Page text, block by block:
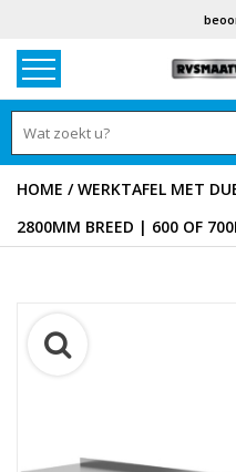
HOME /WERKTAFEL MET
2800MM BREED | 600 OF